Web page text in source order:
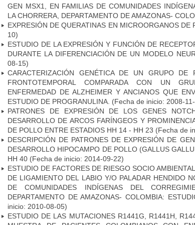
GEN MSX1, EN FAMILIAS DE COMUNIDADES
LA CHORRERA, DEPARTAMENTO DE AMAZONAS-
EXPRESIÓN DE QUERATINAS EN MICROORGANOS DE
10)
ESTUDIO DE LA EXPRESIÓN Y FUNCIÓN DE
DURANTE LA DIFERENCIACIÓN DE UN MODELO
08-15)
CARACTERIZACIÓN GENÉTICA DE UN GRUPO DE
FRONTOTEMPORAL COMPARADA CON UN
ENFERMEDAD DE ALZHEIMER Y ANCIANOS QUE
ESTUDIO DE PROGRANULINA. (Fecha de inicio: 2008-
PATRONES DE EXPRESIÓN DE LOS GENES
DESARROLLO DE ARCOS FARÍNGEOS Y
DE POLLO ENTRE ESTADIOS HH 14 - HH 23 (Fecha de
DESCRIPCIÓN DE PATRONES DE EXPRESIÓN DE
DESARROLLO HIPOCAMPO DE POLLO (GALLUS
HH 40 (Fecha de inicio: 2014-09-22)
ESTUDIO DE FACTORES DE RIESGO SOCIO
DE LIGAMIENTO DEL LABIO Y/O PALADAR HENDIDO
DE COMUNIDADES INDÍGENAS DEL
DEPARTAMENTO DE AMAZONAS- COLOMBIA:
inicio: 2010-08-05)
ESTUDIO DE LAS MUTACIONES R1441G, R1441H,